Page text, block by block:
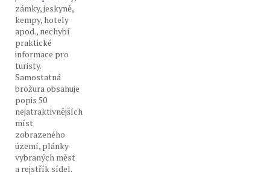
zámky, jeskyně,
kempy, hotely
apod., nechybí
praktické
informace pro
turisty.
Samostatná
brožura obsahuje
popis 50
nejatraktivnějších
míst
zobrazeného
území, plánky
vybraných měst
a rejstřík sídel.